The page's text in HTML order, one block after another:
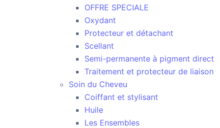
OFFRE SPECIALE
Oxydant
Protecteur et détachant
Scellant
Semi-permanente à pigment direct
Traitement et protecteur de liaison
Soin du Cheveu
Coiffant et stylisant
Huile
Les Ensembles